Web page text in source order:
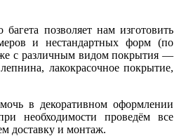
багета позволяет нам изготовить
и нестандартных форм (по
с различным видом покрытия —
лакокрасочное покрытие,
в декоративном оформлении
необходимости проведём все
доставку и монтаж.